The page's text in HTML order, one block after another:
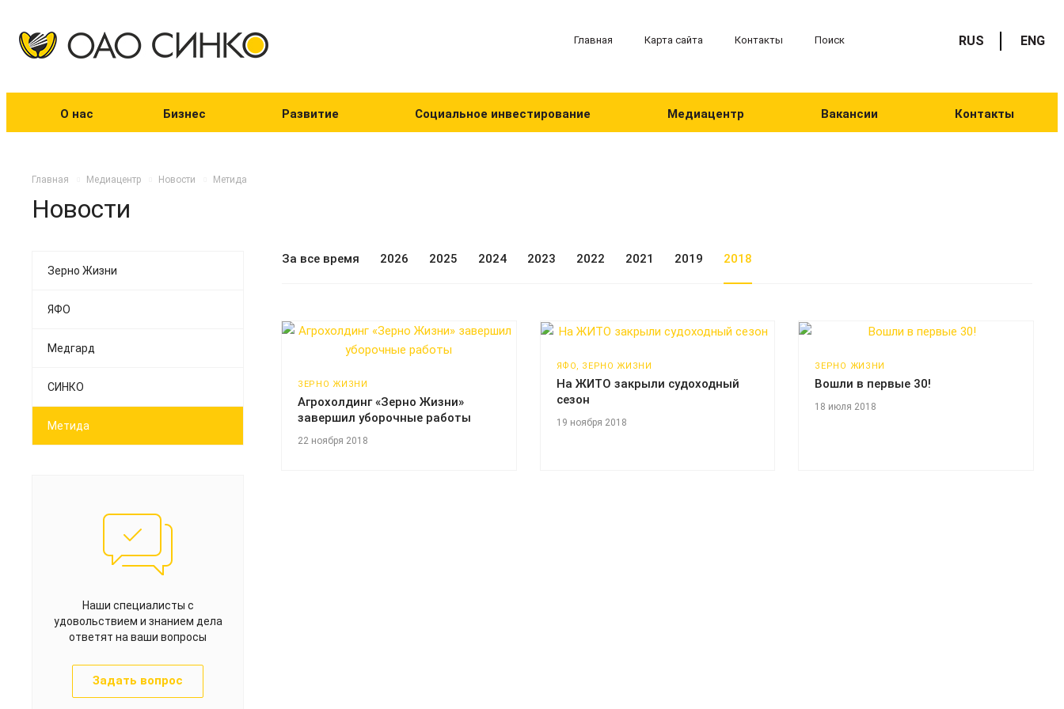
Главная Карта сайта Контакты Поиск RUS ENG
О нас Бизнес Развитие Социальное инвестирование Медиацентр Вакансии Контакты
Главная Медиацентр Новости Метида
Новости
За все время 2026 2025 2024 2023 2022 2021 2019 2018
ЗЕРНО ЖИЗНИ
Агрохолдинг «Зерно Жизни»
завершил уборочные работы
22 ноября 2018
ЯФО, ЗЕРНО ЖИЗНИ
На ЖИТО закрыли судоходный
сезон
19 ноября 2018
ЗЕРНО ЖИЗНИ
Вошли в первые 30!
18 июля 2018
Зерно Жизни
ЯФО
Медгард
СИНКО
Метида
Наши специалисты с
удовольствием и знанием дела
ответят на ваши вопросы
Задать вопрос